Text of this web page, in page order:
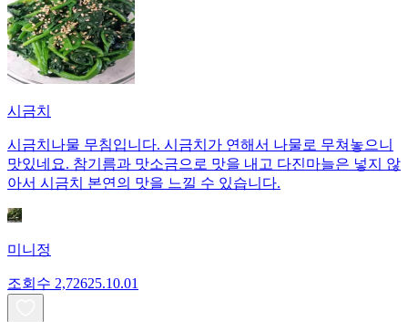
시금치
시금치나물 무침입니다. 시금치가 연해서 나물로 무쳐놓으니
맛있네요. 참기름과 맛소금으로 맛을 내고 다진마늘은 넣지 않
아서 시금치 본연의 맛을 느낄 수 있습니다.
미니정
조회수 2,72625.10.01